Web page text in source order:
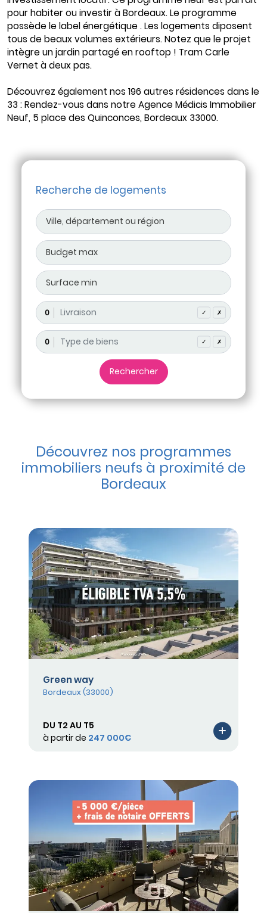
pour habiter ou investir à Bordeaux. Le programme
possède le label énergétique . Les logements diposent
tous de beaux volumes extérieurs. Notez que le projet
intègre un jardin partagé en rooftop ! Tram Carle
Vernet à deux pas.
Découvrez également nos 196 autres résidences dans le
33 : Rendez-vous dans notre Agence Médicis Immobilier
Neuf, 5 place des Quinconces, Bordeaux 33000.
Recherche de logements
0 ✓ ✗
0 ✓ ✗
Découvrez nos programmes
immobiliers neufs à proximité de
Bordeaux
Green way
Bordeaux (33000)
DU T2 AU T5
à partir de 247 000€